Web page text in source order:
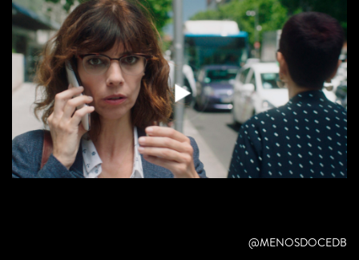
@MENOSDOCEDB